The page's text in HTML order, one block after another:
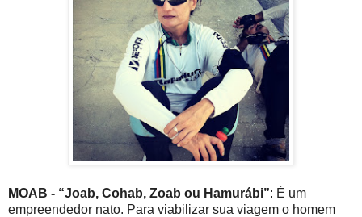
MOAB - “Joab, Cohab, Zoab ou Hamurábi”: É um
empreendedor nato. Para viabilizar sua viagem o homem